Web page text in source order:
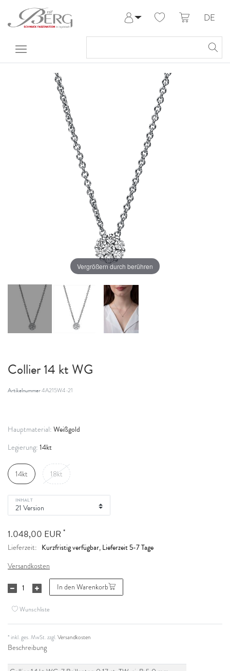
Meine Bestellungen
DE
Vergrößern durch berühren
Collier 14 kt WG
Artikelnummer4A215W4-21
Hauptmaterial: Weißgold
Legierung: 14kt
14kt 18kt
INHALT
1.048,00 EUR *
Lieferzeit: Kurzfristig verfügbar, Lieferzeit 5-7 Tage
Versandkosten
In den Warenkorb
Wunschliste
* inkl. ges. MwSt. zzgl.Versandkosten
Beschreibung